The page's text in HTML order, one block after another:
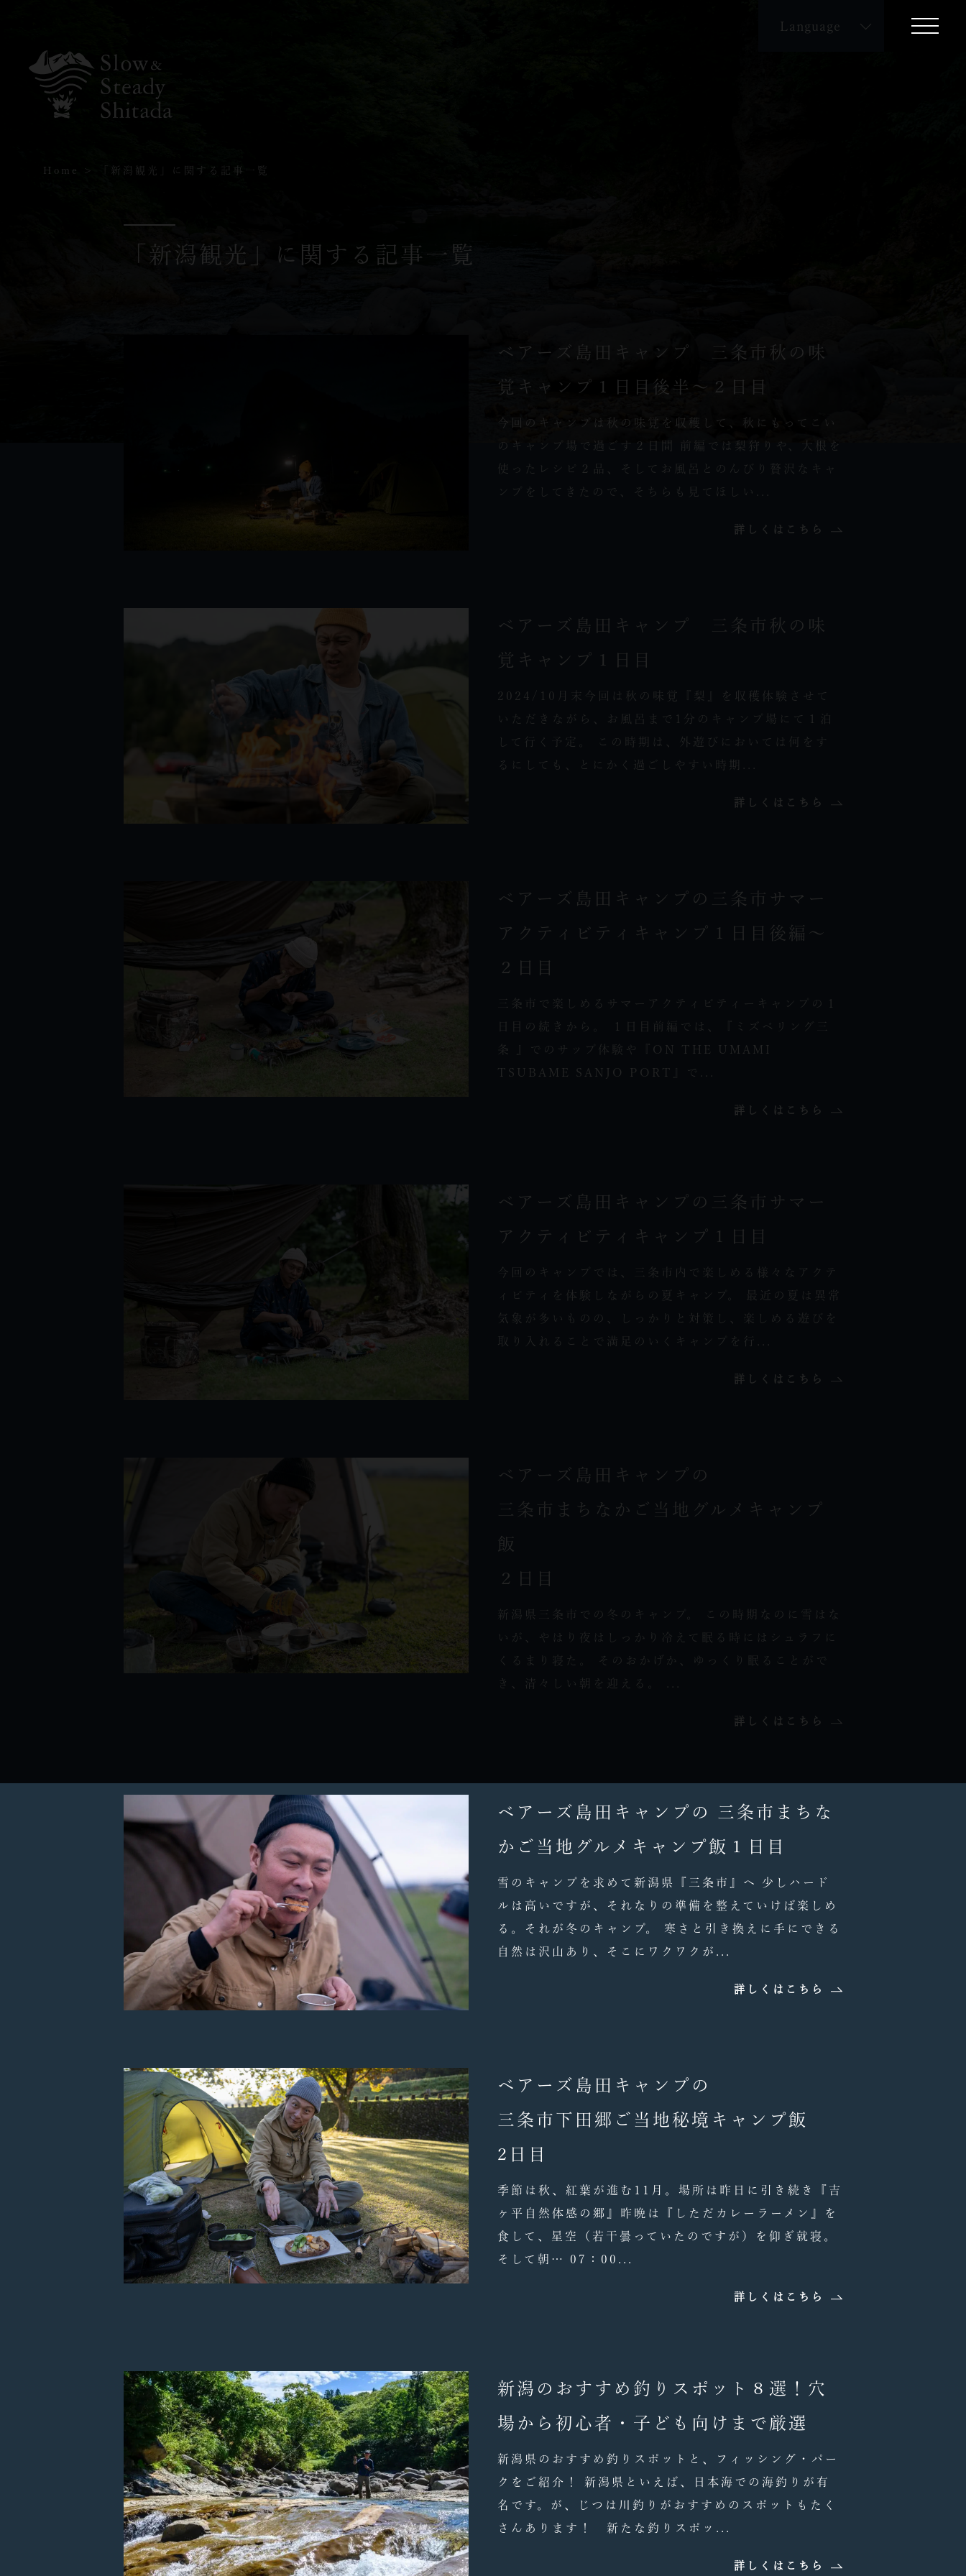
Language
Home 「新潟観光」に関する記事一覧
「新潟観光」に関する記事一覧
ベアーズ島田キャンプ 三条市秋の味
覚キャンプ１日目後半～２日目
今回のキャンプは秋の味覚を収穫して、秋にもってこい
のキャンプ場で過ごす２日間 前編では梨狩りや、大根を
使ったレシピ２品、そしてお風呂とのんびり贅沢なキャ
ンプをしてきたので、そちらも見てほしい...
詳しくはこちら
ベアーズ島田キャンプ 三条市秋の味
覚キャンプ１日目
2024/10月末今回は秋の味覚『梨』を収穫体験させて
いただきながら、お風呂まで1分のキャンプ場にて１泊
して行く予定。 この時期は、外遊びにおいては何をす
るにしても、とにかく過ごしやすい時期...
詳しくはこちら
ベアーズ島田キャンプの三条市サマー
アクティビティキャンプ１日目後編～
２日目
三条市で楽しめるサマーアクティビティーキャンプの１
日目の続きから。 １日目前編では、『ミズベリング三
条 』でのサップ体験や『ON THE UMAMI
TSUBAME SANJO PORT』で...
詳しくはこちら
ベアーズ島田キャンプの三条市サマー
アクティビティキャンプ１日目
今回のキャンプでは、三条市内で楽しめる様々なアクテ
ィビティを体験しながらの夏キャンプ。 最近の夏は異常
気象が多いものの、しっかりと対策し、楽しめる遊びを
取り入れることで満足のいくキャンプを行...
詳しくはこちら
ベアーズ島田キャンプの
三条市まちなかご当地グルメキャンプ
飯
２日目
新潟県三条市での冬のキャンプ。 この時期なのに雪はな
いが、やはり夜はしっかり冷えて眠る時にはシュラフに
くるまり寝た。 そのおかげか、ゆっくり眠ることがで
き、清々しい朝を迎える。 ...
詳しくはこちら
ベアーズ島田キャンプの 三条市まちな
かご当地グルメキャンプ飯１日目
雪のキャンプを求めて新潟県『三条市』へ 少しハード
ルは高いですが、それなりの準備を整えていけば楽しめ
る。それが冬のキャンプ。 寒さと引き換えに手にできる
自然は沢山あり、そこにワクワクが...
詳しくはこちら
ベアーズ島田キャンプの
三条市下田郷ご当地秘境キャンプ飯
2日目
季節は秋、紅葉が進む11月。場所は昨日に引き続き『吉
ヶ平自然体感の郷』昨晩は『しただカレーラーメン』を
食して、星空（若干曇っていたのですが）を仰ぎ就寝。
そして朝… 07：00...
詳しくはこちら
新潟のおすすめ釣りスポット８選！穴
場から初心者・子ども向けまで厳選
新潟県のおすすめ釣りスポットと、フィッシング・パー
クをご紹介！ 新潟県といえば、日本海での海釣りが有
名です。が、じつは川釣りがおすすめのスポットもたく
さんあります！ 新たな釣りスポッ...
詳しくはこちら